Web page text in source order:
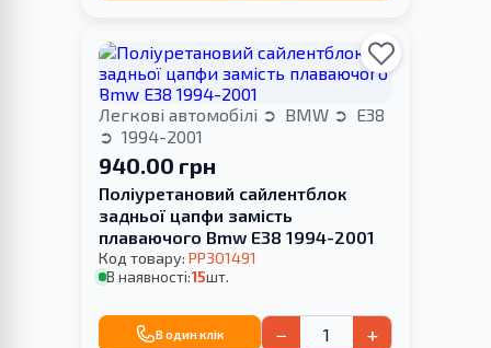
Легкові автомобілі BMW
E38
1994-2001
940.00 грн
Поліуретановий сайлентблок
задньої цапфи замість
плаваючого Bmw E38 1994-2001
Код товару: PP301491
В наявності:15шт.
В один клік − +